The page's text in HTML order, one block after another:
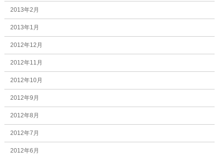
2013年2月
2013年1月
2012年12月
2012年11月
2012年10月
2012年9月
2012年8月
2012年7月
2012年6月